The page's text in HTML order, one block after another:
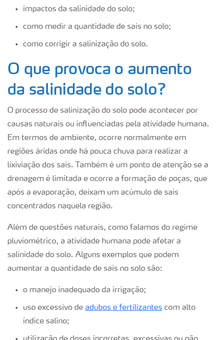
impactos da salinidade do solo;
como medir a quantidade de sais no solo;
como corrigir a salinização do solo.
O que provoca o aumento
da salinidade do solo?
O processo de salinização do solo pode acontecer por
causas naturais ou influenciadas pela atividade humana.
Em termos de ambiente, ocorre normalmente em
regiões áridas onde há pouca chuva para realizar a
lixiviação dos sais. Também é um ponto de atenção se a
drenagem é limitada e ocorre a formação de poças, que
após a evaporação, deixam um acúmulo de sais
concentrados naquela região.
Além de questões naturais, como falamos do regime
pluviométrico, a atividade humana pode afetar a
salinidade do solo. Alguns exemplos que podem
aumentar a quantidade de sais no solo são:
o manejo inadequado da irrigação;
uso excessivo de adubos e fertilizantes com alto
índice salino;